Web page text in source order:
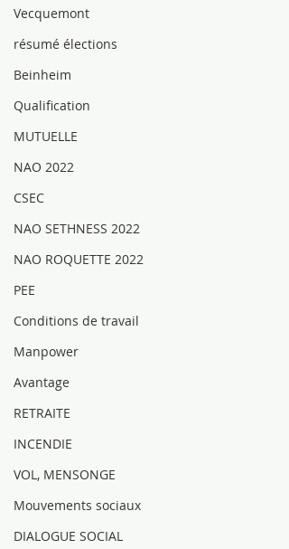
Vecquemont
résumé élections
Beinheim
Qualification
MUTUELLE
NAO 2022
CSEC
NAO SETHNESS 2022
NAO ROQUETTE 2022
PEE
Conditions de travail
Manpower
Avantage
RETRAITE
INCENDIE
VOL, MENSONGE
Mouvements sociaux
DIALOGUE SOCIAL